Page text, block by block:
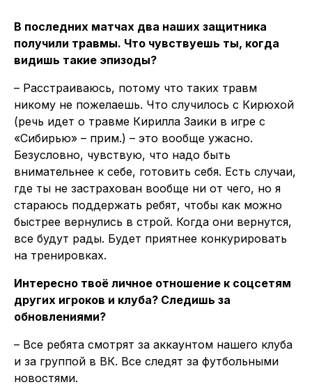
В последних матчах два наших защитника
получили травмы. Что чувствуешь ты, когда
видишь такие эпизоды?
– Расстраиваюсь, потому что таких травм
никому не пожелаешь. Что случилось с Кирюхой
(речь идет о травме Кирилла Заики в игре с
«Сибирью» – прим.) – это вообще ужасно.
Безусловно, чувствую, что надо быть
внимательнее к себе, готовить себя. Есть случаи,
где ты не застрахован вообще ни от чего, но я
стараюсь поддержать ребят, чтобы как можно
быстрее вернулись в строй. Когда они вернутся,
все будут рады. Будет приятнее конкурировать
на тренировках.
Интересно твоё личное отношение к соцсетям
других игроков и клуба? Следишь за
обновлениями?
– Все ребята смотрят за аккаунтом нашего клуба
и за группой в ВК. Все следят за футбольными
новостями.